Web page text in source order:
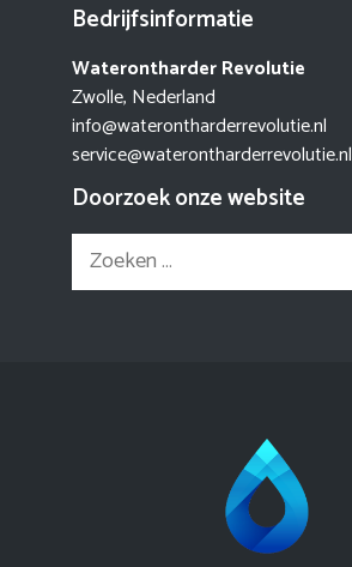
Bedrijfsinformatie
Waterontharder Revolutie
Zwolle, Nederland
info@waterontharderrevolutie.nl
service@waterontharderrevolutie.nl
Doorzoek onze website
Zoek
naar: